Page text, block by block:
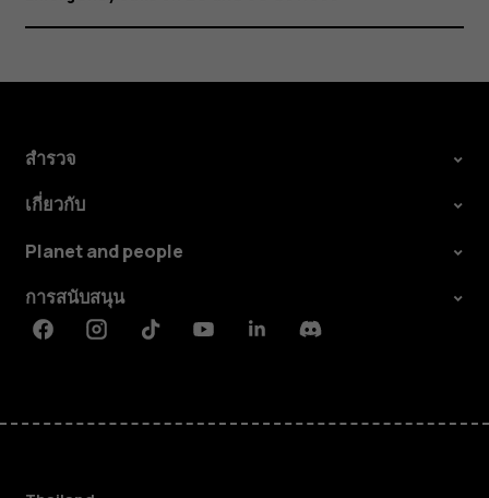
สำรวจ
เกี่ยวกับ
Planet and people
การสนับสนุน
FacebookInstagramTiktokYoutubeLinkedinDiscord